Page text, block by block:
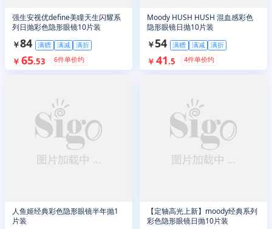
强生安视优define美瞳天生闪耀系
列日抛彩色隐形眼镜10片装
￥84 满赠 满减 满折
￥ 65.53 6件单价约
Moody HUSH HUSH 混血感彩色
隐形眼镜日抛10片装
￥54 满赠 满减 满折
￥ 41.5 4件单价约
人鱼姬经典彩色隐形眼镜半年抛1
片装
【定轴高光上新】moody经典系列
彩色隐形眼镜日抛10片装